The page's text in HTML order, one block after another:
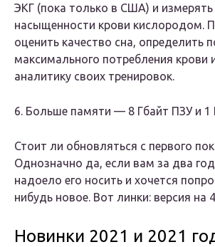
ЭКГ (пока только в США) и измерять
насыщенности крови кислородом.
оценить качество сна, определить
максимального потребления крови
аналитику своих тренировок.
6. Больше памяти — 8 Гбайт ПЗУ и 1
Стоит ли обновляться с первого
Однозначно да, если вам за два
надоело его носить и хочется
нибудь новое. Вот линки: версия на
Новинки 2021 и 2021